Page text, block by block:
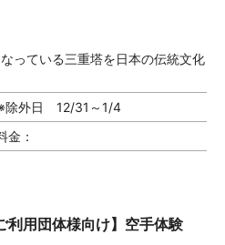
っている三重塔を日本の伝統文化
外日 12/31～1/4
金：
利用団体様向け】空手体験